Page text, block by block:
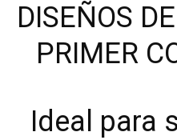
DISEÑOS
PRIMER
Ideal para